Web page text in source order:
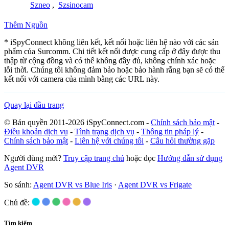
Szneo , Szsinocam
Thêm Nguồn
* iSpyConnect không liên kết, kết nối hoặc liên hệ nào với các sản
phẩm của Surcomm. Chi tiết kết nối được cung cấp ở đây được thu
thập từ cộng đồng và có thể không đầy đủ, không chính xác hoặc
lỗi thời. Chúng tôi không đảm bảo hoặc bảo hành rằng bạn sẽ có thể
kết nối với camera của mình bằng các URL này.
Quay lại đầu trang
© Bản quyền 2011-2026 iSpyConnect.com - Chính sách bảo mật -
Điều khoản dịch vụ - Tình trạng dịch vụ - Thông tin pháp lý -
Chính sách bảo mật - Liên hệ với chúng tôi - Câu hỏi thường gặp
Người dùng mới? Truy cập trang chủ hoặc đọc Hướng dẫn sử dụng
Agent DVR
So sánh: Agent DVR vs Blue Iris · Agent DVR vs Frigate
Chủ đề:
Tìm kiếm